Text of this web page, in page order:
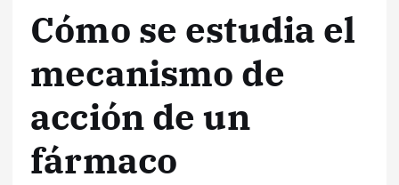
Cómo se estudia el
mecanismo de
acción de un
fármaco